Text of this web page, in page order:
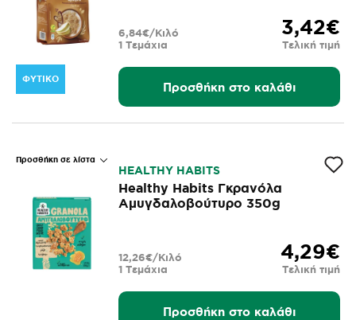
ΦΥΤΙΚΌ
3,42€
Τελική τιμή
1 Τεμάχια
6,84€/Κιλό
Προσθήκη στο καλάθι
Προσθήκη σε λίστα
HEALTHY HABITS
Healthy Habits Γκρανόλα
Αμυγδαλοβούτυρο 350g
4,29€
Τελική τιμή
1 Τεμάχια
12,26€/Κιλό
Προσθήκη στο καλάθι